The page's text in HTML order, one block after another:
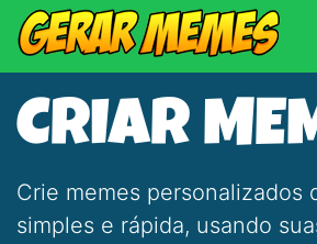
CRIAR
Crie memes personalizados
simples e rápida, usando